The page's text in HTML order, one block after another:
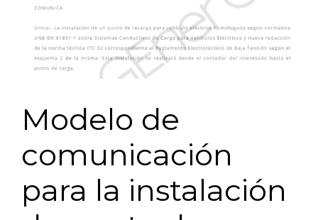
Modelo de
comunicación
para la instalación